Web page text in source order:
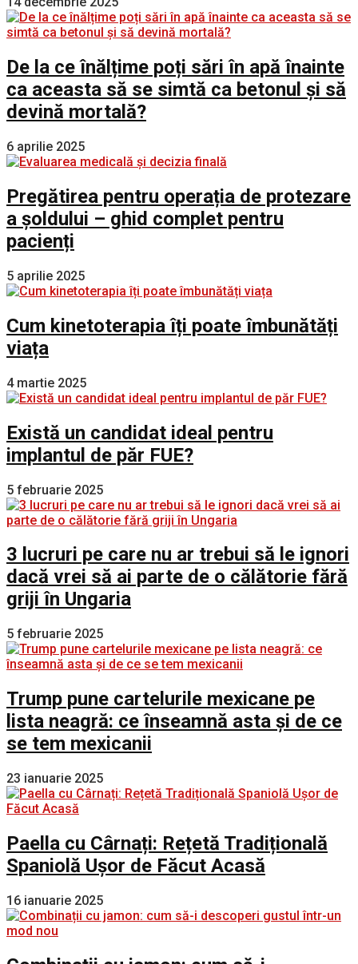
De la ce înălțime poți sări în apă înainte
ca aceasta să se simtă ca betonul și să
devină mortală?
6 aprilie 2025
Pregătirea pentru operația de protezare
a șoldului – ghid complet pentru
pacienți
5 aprilie 2025
Cum kinetoterapia îți poate îmbunătăți
viața
4 martie 2025
Există un candidat ideal pentru
implantul de păr FUE?
5 februarie 2025
3 lucruri pe care nu ar trebui să le ignori
dacă vrei să ai parte de o călătorie fără
griji în Ungaria
5 februarie 2025
Trump pune cartelurile mexicane pe
lista neagră: ce înseamnă asta și de ce
se tem mexicanii
23 ianuarie 2025
Paella cu Cârnați: Rețetă Tradițională
Spaniolă Ușor de Făcut Acasă
16 ianuarie 2025